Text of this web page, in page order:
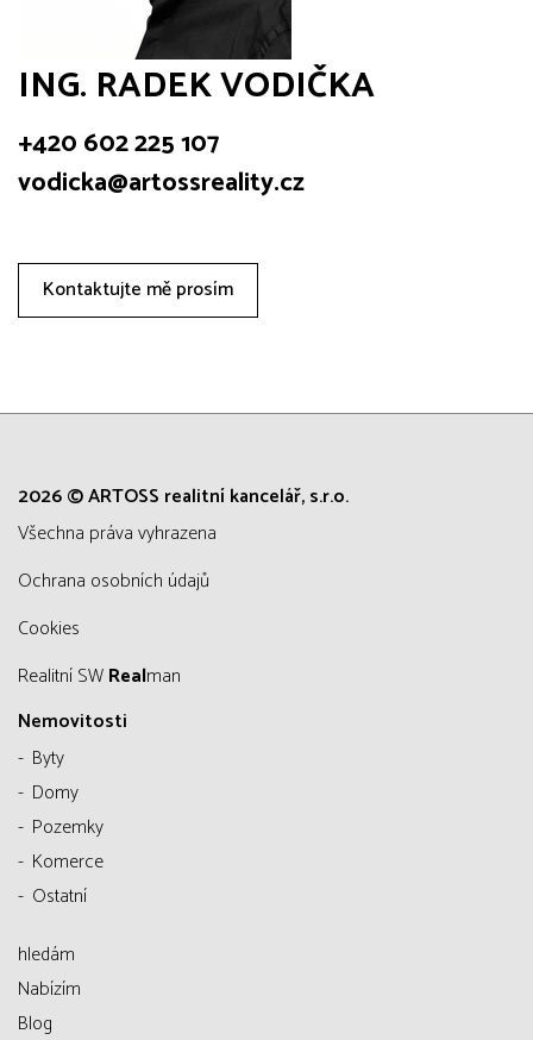
ING. RADEK VODIČKA
+420 602 225 107
vodicka@artossreality.cz
Kontaktujte mě prosím
2026 © ARTOSS realitní kancelář, s.r.o.
všechna práva vyhrazena
Ochrana osobních údajů
Cookies
Realitní SWRealman
Nemovitosti
Byty
Domy
Pozemky
Komerce
Ostatní
hledám
Nabízím
Blog